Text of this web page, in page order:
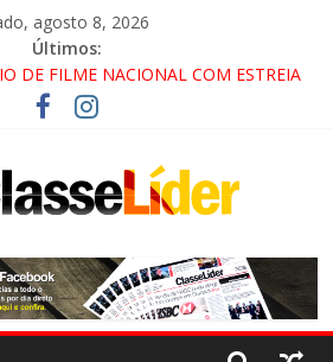
agosto 8, 2026
Últimos:
DE FILME NACIONAL COM ESTREIA
DUTRA SERÁ BLOQUEADO NO FIM
E QUELUZ NA RETA FINAL
COLA!